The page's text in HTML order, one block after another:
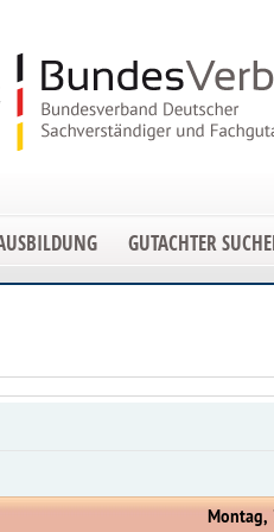
GUTACHTER
Montag,